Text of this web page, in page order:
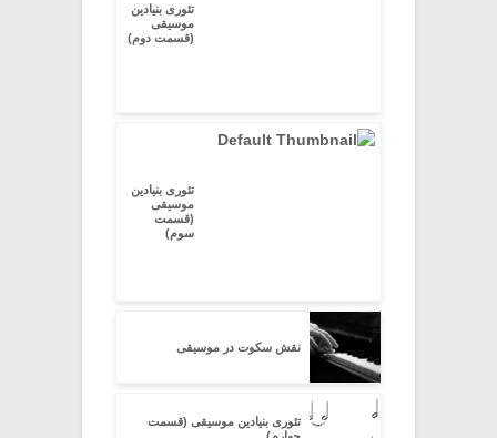
تئوری بنیادین
موسیقی
(قسمت دوم)
تئوری بنیادین
موسیقی
(قسمت
سوم)
نقش سکوت در موسیقی
تئوری بنیادین موسیقی (قسمت